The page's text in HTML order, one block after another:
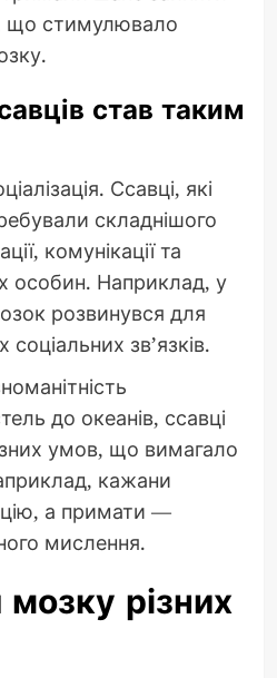
що стимулювало
став таким
Ссавці, які
складнішого
комунікації та
особин. Наприклад, у
розвинувся для
зв’язків.
до океанів, ссавці
умов, що вимагало
кажани
а примати —
мислення.
різних